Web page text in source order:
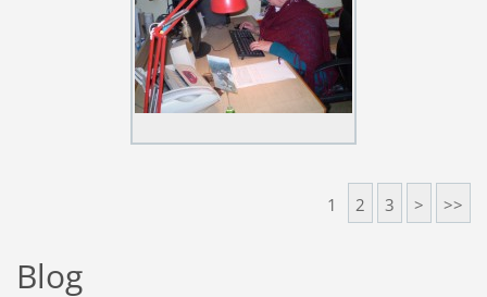
1 2 3 > >>
Blog